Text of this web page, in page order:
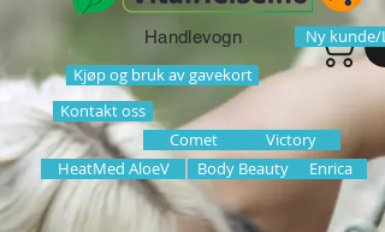
Handlevogn
Kjøp og bruk av gavekort
Ny kunde/
Kontakt oss
Comet
Victory
HeatMed AloeV
Enrica
Body Beauty